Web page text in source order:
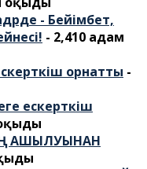
- Бейімбет,
- 2,410 адам
орнатты -
ескерткіш
АШЫЛУЫНАН